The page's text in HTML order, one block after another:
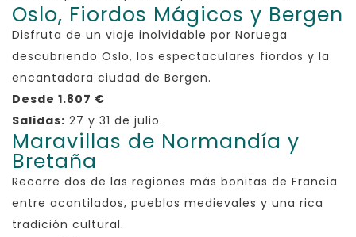
Oslo, Fiordos Mágicos y Bergen
Disfruta de un viaje inolvidable por Noruega
descubriendo Oslo, los espectaculares fiordos y la
encantadora ciudad de Bergen.
Desde 1.807 €
Salidas: 27 y 31 de julio.
Maravillas de Normandía y
Bretaña
Recorre dos de las regiones más bonitas de Francia
entre acantilados, pueblos medievales y una rica
tradición cultural.